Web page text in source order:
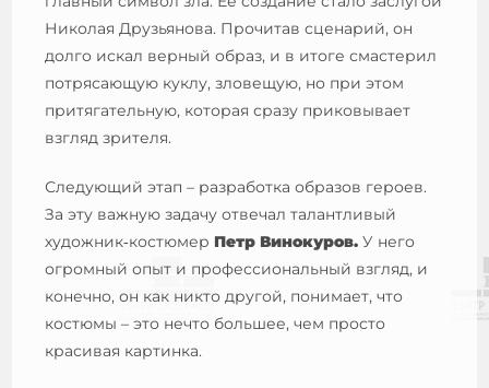
Николая Друзьянова. Прочитав сценарий, он
долго искал верный образ, и в итоге смастерил
потрясающую куклу, зловещую, но при этом
притягательную, которая сразу приковывает
взгляд зрителя.
Следующий этап – разработка образов героев.
За эту важную задачу отвечал талантливый
художник‑костюмер Петр Винокуров. У него
огромный опыт и профессиональный взгляд, и
конечно, он как никто другой, понимает, что
костюмы – это нечто большее, чем просто
красивая картинка.